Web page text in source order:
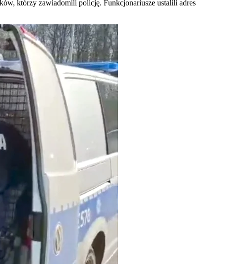
którzy zawiadomili policję. Funkcjonariusze ustalili adres